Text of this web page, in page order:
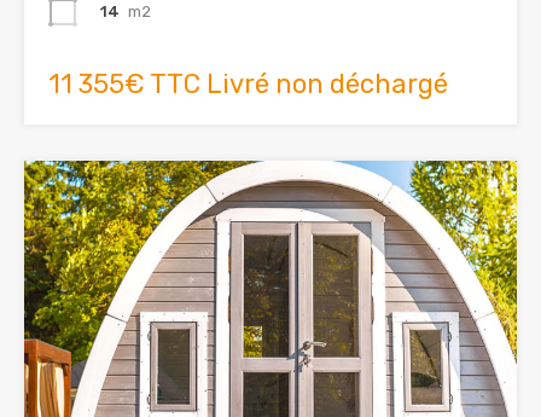
14 m2
11 355€ TTC Livré non déchargé